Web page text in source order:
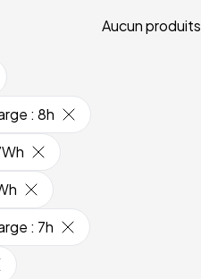
: 8h
: 7h
Aucun produits